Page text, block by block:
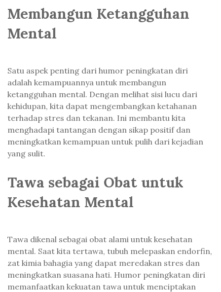
Membangun Ketangguhan
Mental
Satu aspek penting dari humor peningkatan diri
adalah kemampuannya untuk membangun
ketangguhan mental. Dengan melihat sisi lucu dari
kehidupan, kita dapat mengembangkan ketahanan
terhadap stres dan tekanan. Ini membantu kita
menghadapi tantangan dengan sikap positif dan
meningkatkan kemampuan untuk pulih dari kejadian
yang sulit.
Tawa sebagai Obat untuk
Kesehatan Mental
Tawa dikenal sebagai obat alami untuk kesehatan
mental. Saat kita tertawa, tubuh melepaskan endorfin,
zat kimia bahagia yang dapat meredakan stres dan
meningkatkan suasana hati. Humor peningkatan diri
memanfaatkan kekuatan tawa untuk menciptakan